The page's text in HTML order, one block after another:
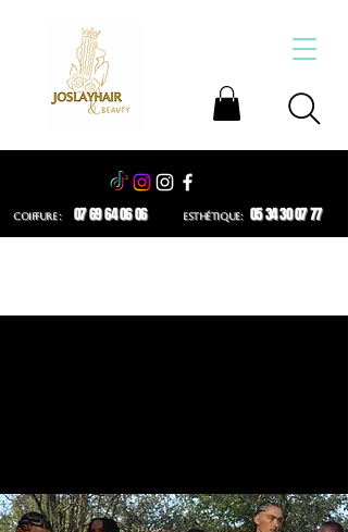
COIFFURE : 07 69 64 06 06 ESTHÉTIQUE: 05 34 30 07 77